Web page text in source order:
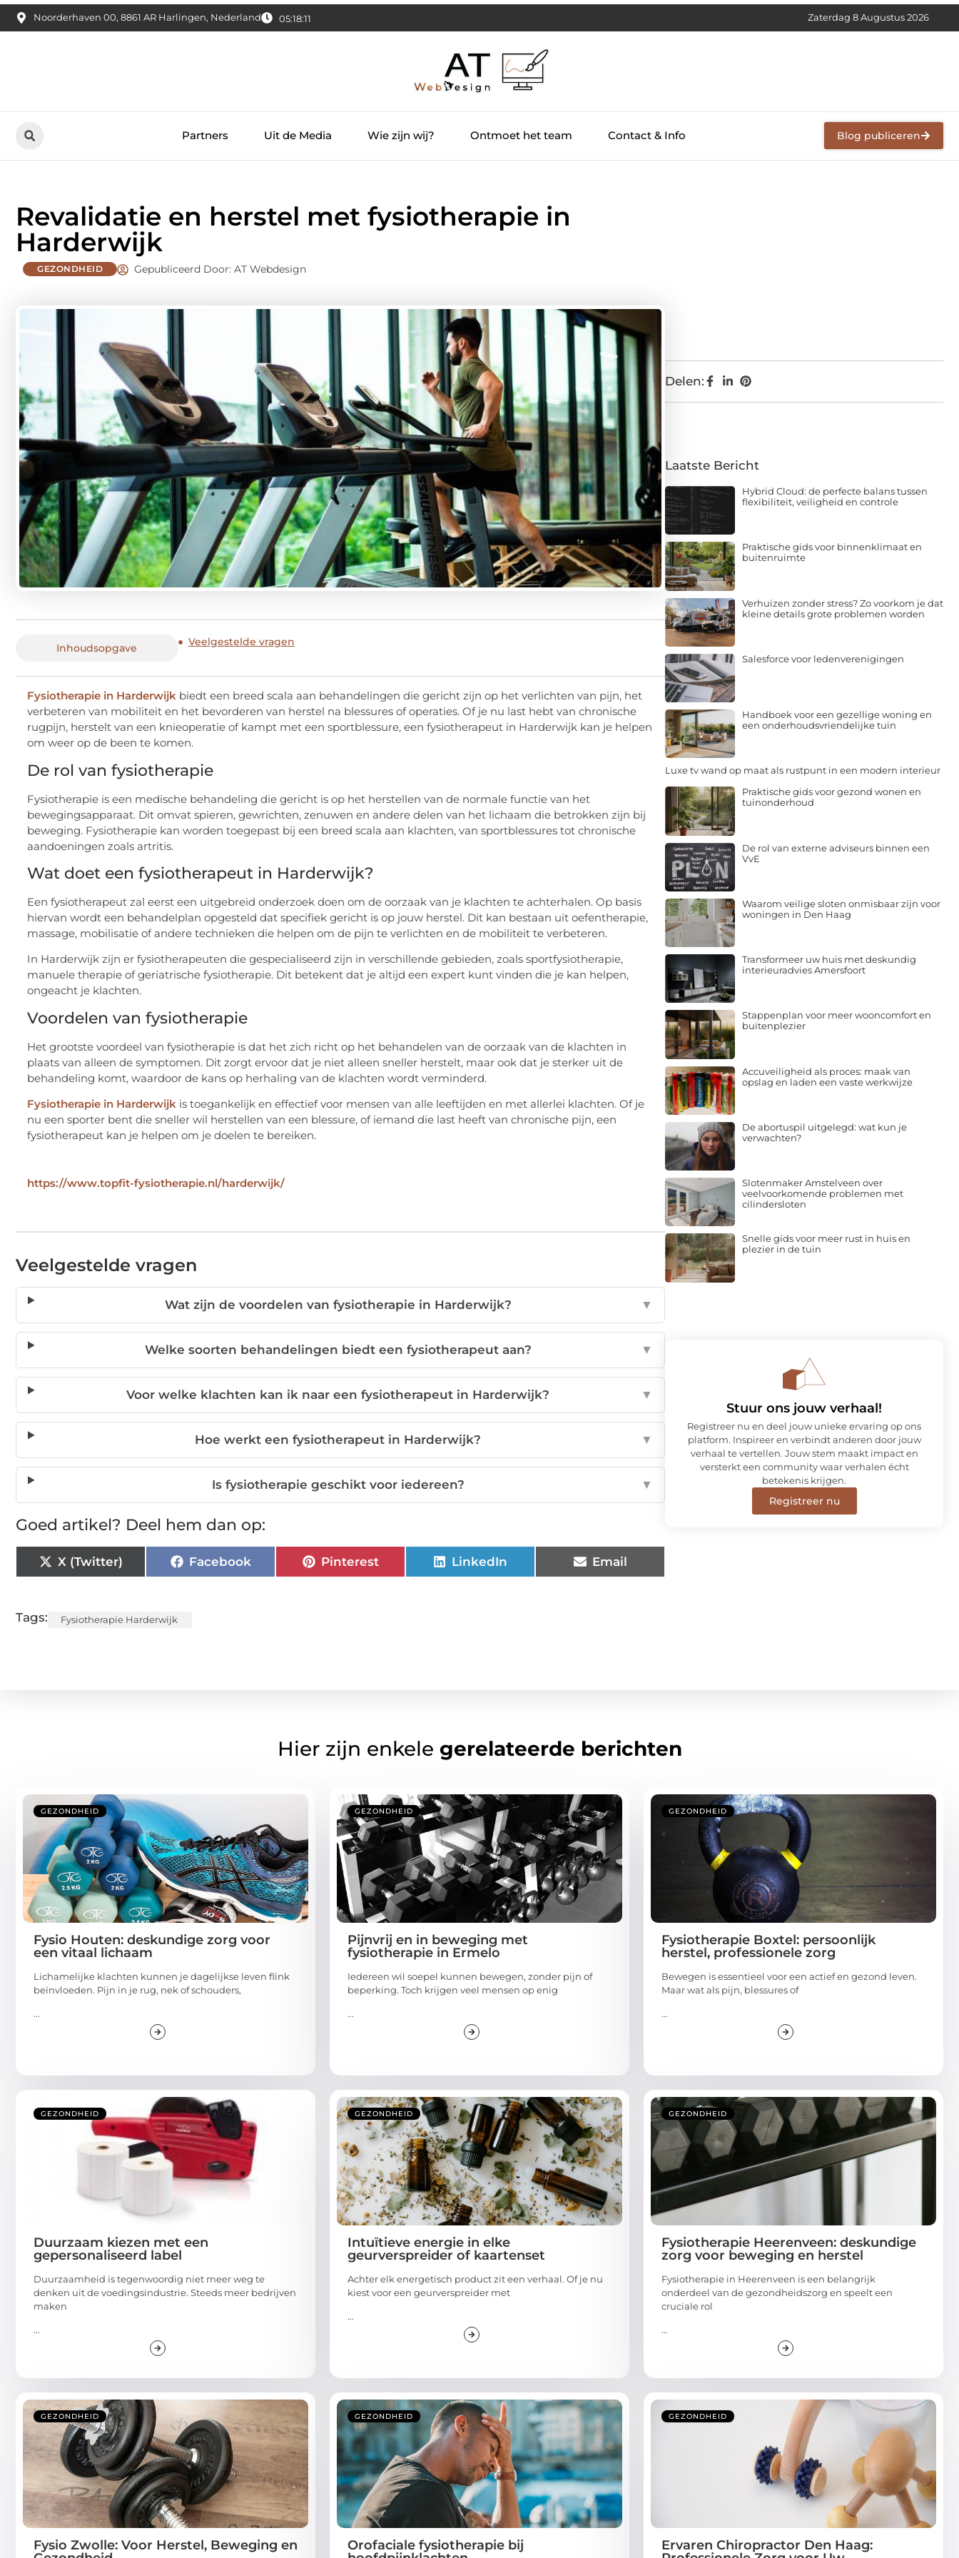
Noorderhaven 00, 8861 AR Harlingen, Nederland 05:18:13 Zaterdag 8 Augustus 2026
Partners Uit de Media Wie zijn wij? Ontmoet het team Contact & Info Blog publiceren
Revalidatie en herstel met fysiotherapie in
Harderwijk
GEZONDHEID Gepubliceerd Door: AT Webdesign
Inhoudsopgave Veelgestelde vragen
Fysiotherapie in Harderwijk biedt een breed scala aan behandelingen die gericht zijn op het verlichten van pijn, het
verbeteren van mobiliteit en het bevorderen van herstel na blessures of operaties. Of je nu last hebt van chronische
rugpijn, herstelt van een knieoperatie of kampt met een sportblessure, een fysiotherapeut in Harderwijk kan je helpen
om weer op de been te komen.
De rol van fysiotherapie
Fysiotherapie is een medische behandeling die gericht is op het herstellen van de normale functie van het
bewegingsapparaat. Dit omvat spieren, gewrichten, zenuwen en andere delen van het lichaam die betrokken zijn bij
beweging. Fysiotherapie kan worden toegepast bij een breed scala aan klachten, van sportblessures tot chronische
aandoeningen zoals artritis.
Wat doet een fysiotherapeut in Harderwijk?
Een fysiotherapeut zal eerst een uitgebreid onderzoek doen om de oorzaak van je klachten te achterhalen. Op basis
hiervan wordt een behandelplan opgesteld dat specifiek gericht is op jouw herstel. Dit kan bestaan uit oefentherapie,
massage, mobilisatie of andere technieken die helpen om de pijn te verlichten en de mobiliteit te verbeteren.
In Harderwijk zijn er fysiotherapeuten die gespecialiseerd zijn in verschillende gebieden, zoals sportfysiotherapie,
manuele therapie of geriatrische fysiotherapie. Dit betekent dat je altijd een expert kunt vinden die je kan helpen,
ongeacht je klachten.
Voordelen van fysiotherapie
Het grootste voordeel van fysiotherapie is dat het zich richt op het behandelen van de oorzaak van de klachten in
plaats van alleen de symptomen. Dit zorgt ervoor dat je niet alleen sneller herstelt, maar ook dat je sterker uit de
behandeling komt, waardoor de kans op herhaling van de klachten wordt verminderd.
Fysiotherapie in Harderwijk is toegankelijk en effectief voor mensen van alle leeftijden en met allerlei klachten. Of je
nu een sporter bent die sneller wil herstellen van een blessure, of iemand die last heeft van chronische pijn, een
fysiotherapeut kan je helpen om je doelen te bereiken.
https://www.topfit-fysiotherapie.nl/harderwijk/
Veelgestelde vragen
Wat zijn de voordelen van fysiotherapie in Harderwijk? ▼
Welke soorten behandelingen biedt een fysiotherapeut aan? ▼
Voor welke klachten kan ik naar een fysiotherapeut in Harderwijk? ▼
Hoe werkt een fysiotherapeut in Harderwijk? ▼
Is fysiotherapie geschikt voor iedereen? ▼
Goed artikel? Deel hem dan op:
X (Twitter) Facebook Pinterest LinkedIn Email
Tags: Fysiotherapie Harderwijk
Delen:
Laatste Bericht
Hybrid Cloud: de perfecte balans tussen
flexibiliteit, veiligheid en controle
Praktische gids voor binnenklimaat en
buitenruimte
Verhuizen zonder stress? Zo voorkom je dat
kleine details grote problemen worden
Salesforce voor ledenverenigingen
Handboek voor een gezellige woning en
een onderhoudsvriendelijke tuin
Luxe tv wand op maat als rustpunt in een modern interieur
Praktische gids voor gezond wonen en
tuinonderhoud
De rol van externe adviseurs binnen een
VvE
Waarom veilige sloten onmisbaar zijn voor
woningen in Den Haag
Transformeer uw huis met deskundig
interieuradvies Amersfoort
Stappenplan voor meer wooncomfort en
buitenplezier
Accuveiligheid als proces: maak van
opslag en laden een vaste werkwijze
De abortuspil uitgelegd: wat kun je
verwachten?
Slotenmaker Amstelveen over
veelvoorkomende problemen met
cilindersloten
Snelle gids voor meer rust in huis en
plezier in de tuin
Stuur ons jouw verhaal!
Registreer nu en deel jouw unieke ervaring op ons
platform. Inspireer en verbindt anderen door jouw
verhaal te vertellen. Jouw stem maakt impact en
versterkt een community waar verhalen écht
betekenis krijgen.
Registreer nu
Hier zijn enkele gerelateerde berichten
GEZONDHEID
Fysio Houten: deskundige zorg voor
een vitaal lichaam
Lichamelijke klachten kunnen je dagelijkse leven flink
beïnvloeden. Pijn in je rug, nek of schouders,
...
GEZONDHEID
Pijnvrij en in beweging met
fysiotherapie in Ermelo
Iedereen wil soepel kunnen bewegen, zonder pijn of
beperking. Toch krijgen veel mensen op enig
...
GEZONDHEID
Fysiotherapie Boxtel: persoonlijk
herstel, professionele zorg
Bewegen is essentieel voor een actief en gezond leven.
Maar wat als pijn, blessures of
...
GEZONDHEID
Duurzaam kiezen met een
gepersonaliseerd label
Duurzaamheid is tegenwoordig niet meer weg te
denken uit de voedingsindustrie. Steeds meer bedrijven
maken
...
GEZONDHEID
Intuïtieve energie in elke
geurverspreider of kaartenset
Achter elk energetisch product zit een verhaal. Of je nu
kiest voor een geurverspreider met
...
GEZONDHEID
Fysiotherapie Heerenveen: deskundige
zorg voor beweging en herstel
Fysiotherapie in Heerenveen is een belangrijk
onderdeel van de gezondheidszorg en speelt een
cruciale rol
...
GEZONDHEID
Fysio Zwolle: Voor Herstel, Beweging en
GEZONDHEID
Orofaciale fysiotherapie bij
GEZONDHEID
Ervaren Chiropractor Den Haag: